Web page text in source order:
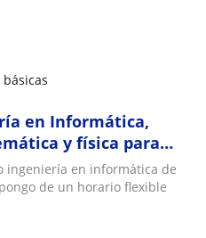
en Informática,
y física para
ingeniería en informática de
de un horario flexible